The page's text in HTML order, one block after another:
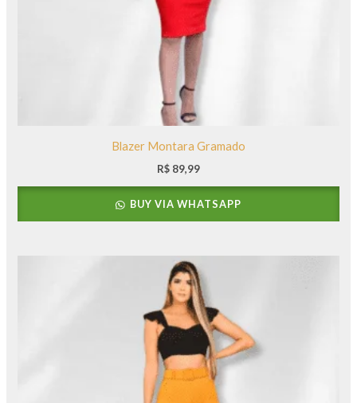
Blazer Montara Gramado
R$ 89,99
BUY VIA WHATSAPP